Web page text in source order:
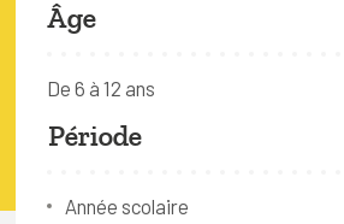
Âge
De 6 à 12 ans
Période
Année scolaire